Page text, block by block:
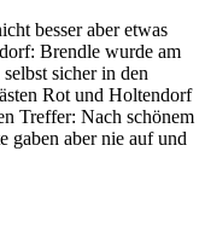
besser aber etwas
Brendle wurde am
sicher in den
Rot und Holtendorf
Treffer: Nach schönem
gaben aber nie auf und